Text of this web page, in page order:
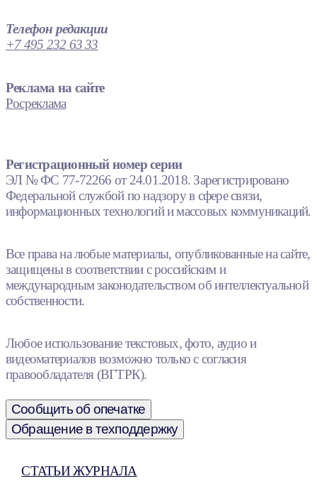
Телефон редакции
+7 495 232 63 33
Реклама на сайте
Росреклама
Регистрационный номер серии
ЭЛ № ФС 77-72266 от 24.01.2018. Зарегистрировано
Федеральной службой по надзору в сфере связи,
информационных технологий и массовых коммуникаций.
Все права на любые материалы, опубликованные на сайте,
защищены в соответствии с российским и
международным законодательством об интеллектуальной
собственности.
Любое использование текстовых, фото, аудио и
видеоматериалов возможно только с согласия
правообладателя (ВГТРК).
Сообщить об опечатке
Обращение в техподдержку
СТАТЬИ ЖУРНАЛА